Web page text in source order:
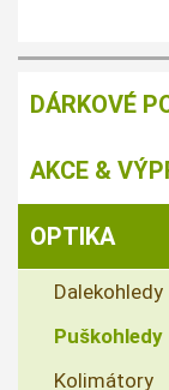
DÁRKOVÉ
AKCE &
OPTIKA
Dalekohledy
Puškohledy
Kolimátory